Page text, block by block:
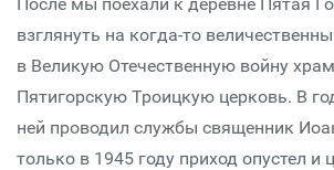
взглянуть на когда-то
в Великую Отечественную войну
Пятигорскую Троицкую церковь. В
ней проводил службы священник
только в 1945 году приход опустел и